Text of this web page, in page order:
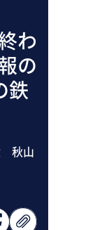
わ
の
鉄
秋山